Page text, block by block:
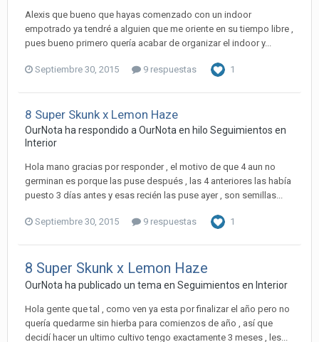
Alexis que bueno que hayas comenzado con un indoor
empotrado ya tendré a alguien que me oriente en su tiempo libre ,
pues bueno primero quería acabar de organizar el indoor y...
Septiembre 30, 2015 9 respuestas 1
8 Super Skunk x Lemon Haze
OurNota ha respondido a OurNota en hilo Seguimientos en
Interior
Hola mano gracias por responder , el motivo de que 4 aun no
germinan es porque las puse después , las 4 anteriores las había
puesto 3 días antes y esas recién las puse ayer , son semillas...
Septiembre 30, 2015 9 respuestas 1
8 Super Skunk x Lemon Haze
OurNota ha publicado un tema en Seguimientos en Interior
Hola gente que tal , como ven ya esta por finalizar el año pero no
quería quedarme sin hierba para comienzos de año , así que
decidí hacer un ultimo cultivo tengo exactamente 3 meses , les...